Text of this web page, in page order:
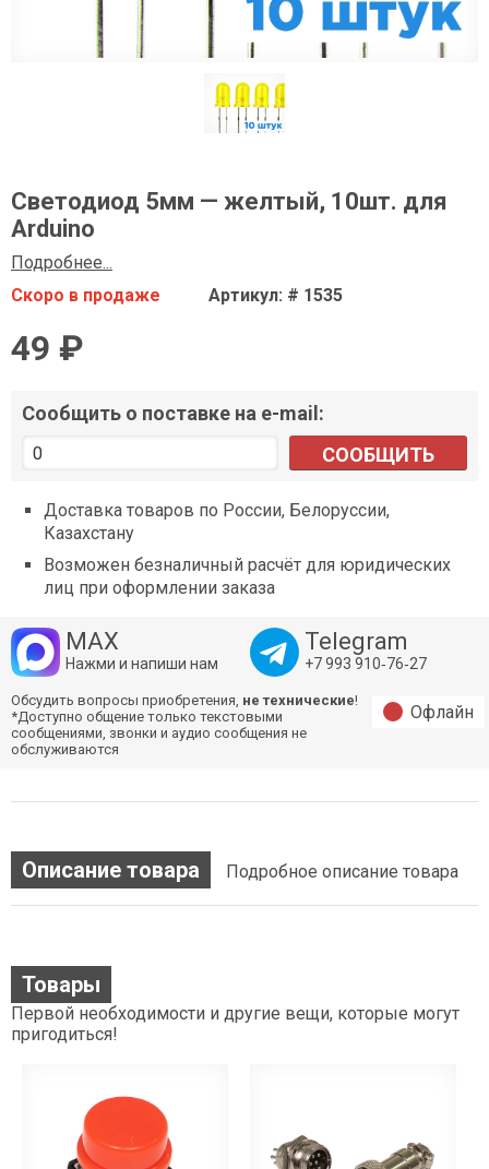
Светодиод 5мм — желтый, 10шт. для
Arduino
Подробнее...
Скоро в продаже
Артикул: # 1535
49 ₽
Сообщить о поставке на e-mail:
СООБЩИТЬ
Доставка товаров по России, Белоруссии,
Казахстану
Возможен безналичный расчёт для юридических
лиц при оформлении заказа
MAX
Нажми и напиши нам
Telegram
+7 993 910‑76‑27
Обсудить вопросы приобретения, не технические!
*Доступно общение только текстовыми
сообщениями, звонки и аудио сообщения не
обслуживаются
Офлайн
Описание товара Подробное описание товара
Товары
Первой необходимости и другие вещи, которые могут
пригодиться!